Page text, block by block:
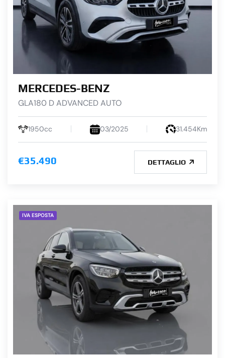
MERCEDES-BENZ
GLA180 D ADVANCED AUTO
1950cc 03/2025 31.454Km
€35.490 DETTAGLIO
IVA ESPOSTA